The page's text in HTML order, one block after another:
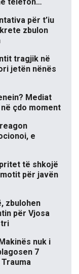
për t’iu
zbulon
tragjik në
jetën nënës
Mediat
çdo moment
e
të shkojë
për javën
zbulohen
për Vjosa
nuk i
7